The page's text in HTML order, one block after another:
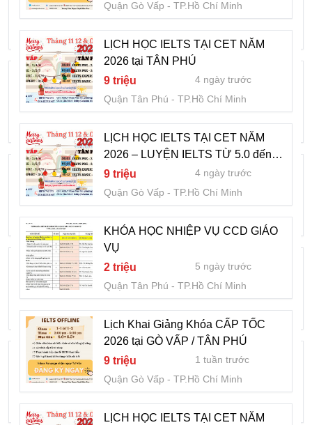
9 triệu
1 tuần trước
TP.Hồ Chí Minh
LỊCH HỌC IELTS TẠI CET NĂM 2026 tại
TÂN PHÚ
9 triệu
1 tuần trước
TP.Hồ Chí Minh
LỊCH HỌC IELTS TẠI CET NĂM 2026 –
LUYỆN IELTS TỪ 5.0 đến 7.0+
9 triệu
1 tuần trước
KHÓA HỌC NGHIỆP VỤ CÔNG TÁC
THỦ QUỸ
30
1 tuần trước
Quận Cầu Giấy
Hà Nội
LỊCH HỌC IELTS TẠI CET NĂM 2026 tại
TÂN PHÚ
9 triệu
1 tuần trước
TP.Hồ Chí Minh
Quận Gò Vấp TP.Hồ Chí Minh
LỊCH HỌC IELTS TẠI CET NĂM
2026 tại TÂN PHÚ
9 triệu
4 ngày trước
Quận Tân Phú
TP.Hồ Chí Minh
LỊCH HỌC IELTS TẠI CET NĂM
2026 – LUYỆN IELTS TỪ 5.0 đến
7.0+
9 triệu
4 ngày trước
Quận Gò Vấp
TP.Hồ Chí Minh
KHÓA HỌC NHIỆP VỤ CCD GIÁO
VỤ
2 triệu
5 ngày trước
Quận Tân Phú
TP.Hồ Chí Minh
Lịch Khai Giảng Khóa CẤP TỐC
2026 tại GÒ VẤP / TÂN PHÚ
9 triệu
1 tuần trước
Quận Gò Vấp
TP.Hồ Chí Minh
LỊCH HỌC IELTS TẠI CET NĂM